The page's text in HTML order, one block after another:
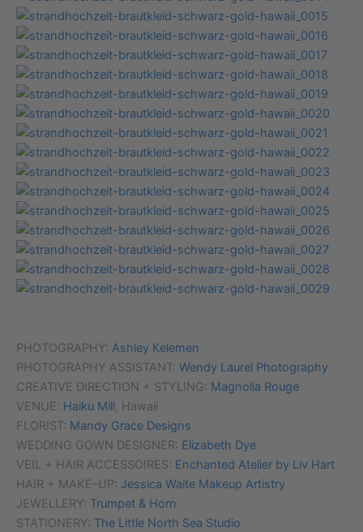
PHOTOGRAPHY: Ashley Kelemen
PHOTOGRAPHY ASSISTANT: Wendy Laurel Photography
CREATIVE DIRECTION + STYLING: Magnolia Rouge
VENUE: Haiku Mill, Hawaii
FLORIST: Mandy Grace Designs
WEDDING GOWN DESIGNER: Elizabeth Dye
VEIL + HAIR ACCESSOIRES: Enchanted Atelier by Liv Hart
HAIR + MAKE-UP: Jessica Waite Makeup Artistry
JEWELLERY: Trumpet & Horn
STATIONERY: The Little North Sea Studio